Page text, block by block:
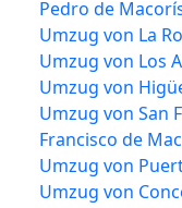
Pedro de
Umzug von La
Umzug von Los
Umzug von
Umzug von San
Francisco de
Umzug von
Umzug von